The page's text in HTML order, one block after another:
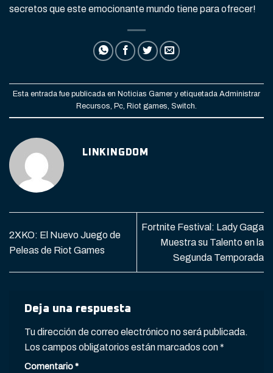
secretos que este emocionante mundo tiene para ofrecer!
Esta entrada fue publicada en Noticias Gamer y etiquetada Administrar
Recursos, Pc, Riot games, Switch.
LINKINGDOM
2XKO: El Nuevo Juego de
Peleas de Riot Games
Fortnite Festival: Lady Gaga
Muestra su Talento en la
Segunda Temporada
Deja una respuesta
Tu dirección de correo electrónico no será publicada.
Los campos obligatorios están marcados con*
Comentario*